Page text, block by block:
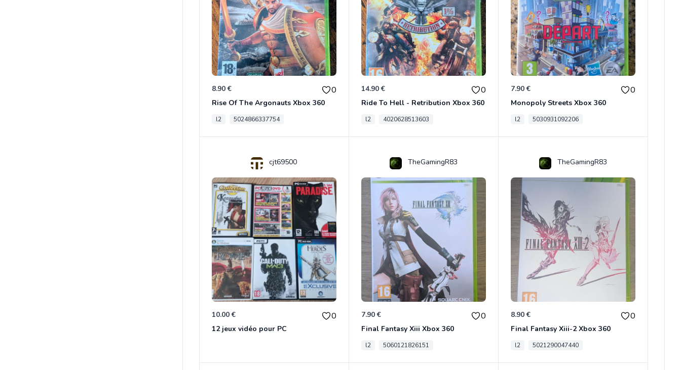
8.90 € 0
Rise Of The Argonauts Xbox 360
l2 5024866337754
14.90 € 0
Ride To Hell - Retribution Xbox 360
l2 4020628513603
7.90 € 0
Monopoly Streets Xbox 360
l2 5030931092206
cjt69500
10.00 € 0
12 jeux vidéo pour PC
TheGamingR83
7.90 € 0
Final Fantasy Xiii Xbox 360
l2 5060121826151
TheGamingR83
8.90 € 0
Final Fantasy Xiii-2 Xbox 360
l2 5021290047440